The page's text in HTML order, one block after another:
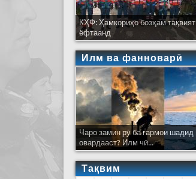
КҲФ: Ҳамкориҳо бозҳам тақвият
ёфтаанд
Илм ва фанноварӣ
Чаро замин рӯ ба гармои шадид
овардааст? Илм чӣ...
Тақвим